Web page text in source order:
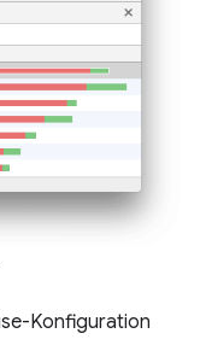
Konfiguration